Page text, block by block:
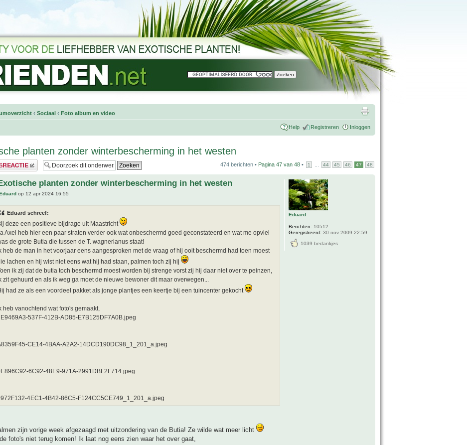
‹ Sociaal ‹ Foto album en video
Help Registreren Inloggen
planten zonder winterbescherming in het westen
reactie 474 berichten • Pagina 47 van 48 • 1 44 45 46 47 48
planten zonder winterbescherming in het westen
op 12 apr 2024 16:55
Eduard schreef:
deze een positieve bijdrage uit Maastricht
Axel heb hier een paar straten verder ook wat onbeschermd goed geconstateerd en wat me opviel
de grote Butia die tussen de T. wagnerianus staat!
Ik heb de man in het voorjaar eens aangesproken met de vraag of hij ooit beschermd had toen moest
lachen en hij wist niet eens wat hij had staan, palmen toch zij hij
ik zij dat de butia toch beschermd moest worden bij strenge vorst zij hij daar niet over te peinzen,
zit gehuurd en als ik weg ga moet de nieuwe bewoner dit maar overwegen...
had ze als een voordeel pakket als jonge plantjes een keertje bij een tuincenter gekocht
Ik heb vanochtend wat foto's gemaakt,
537F-412B-AD85-E7B125DF7A0B.jpeg
CE14-4BAA-A2A2-14DCD190DC98_1_201_a.jpeg
6C92-48E9-971A-2991DBF2F714.jpeg
4EC1-4B42-86C5-F124CC5CE749_1_201_a.jpeg
zijn vorige week afgezaagd met uitzondering van de Butia! Ze wilde wat meer licht
foto's niet terug komen! Ik laat nog eens zien waar het over gaat,
Eduard
Berichten: 10512
Geregistreerd: 30 nov 2009 22:59
1039 bedankjes